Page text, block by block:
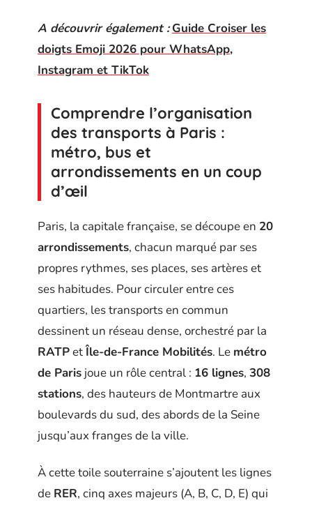
A découvrir également : Guide Croiser les
doigts Emoji 2026 pour WhatsApp,
Instagram et TikTok
Comprendre l’organisation
des transports à Paris :
métro, bus et
arrondissements en un coup
d’œil
Paris, la capitale française, se découpe en 20
arrondissements, chacun marqué par ses
propres rythmes, ses places, ses artères et
ses habitudes. Pour circuler entre ces
quartiers, les transports en commun
dessinent un réseau dense, orchestré par la
RATPetÎle-de-France Mobilités. Le métro
de Paris joue un rôle central : 16 lignes, 308
stations, des hauteurs de Montmartre aux
boulevards du sud, des abords de la Seine
jusqu’aux franges de la ville.
À cette toile souterraine s’ajoutent les lignes
de RER, cinq axes majeurs (A, B, C, D, E) qui